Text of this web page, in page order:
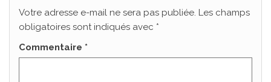
Votre adresse e-mail ne sera pas publiée. Les champs
obligatoires sont indiqués avec *
Commentaire *